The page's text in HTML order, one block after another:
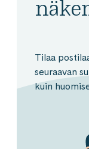
Tilaa
seuraavan
kuin